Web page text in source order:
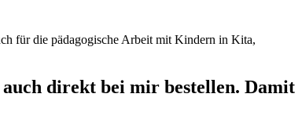
für die pädagogische Arbeit mit Kindern in Kita,
direkt bei mir bestellen. Damit